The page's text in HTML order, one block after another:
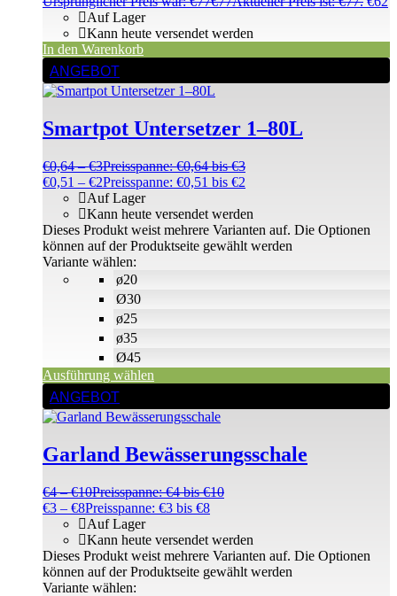
Auf Lager
Kann heute versendet werden
In den Warenkorb
ANGEBOT
Smartpot Untersetzer 1–80L
€0,64 –€3Preisspanne: €0,64 bis €3
€0,51 – €2Preisspanne: €0,51 bis €2
ø20
Ø30
ø25
ø35
Ø45
Auf Lager
Kann heute versendet werden
Variante wählen:
Ausführung wählen
Dieses Produkt weist mehrere Varianten auf. Die Optionen
können auf der Produktseite gewählt werden
ANGEBOT
Garland Bewässerungsschale
€4 –€10Preisspanne: €4 bis €10
€3 – €8Preisspanne: €3 bis €8
Auf Lager
Kann heute versendet werden
Variante wählen:
Dieses Produkt weist mehrere Varianten auf. Die Optionen
können auf der Produktseite gewählt werden